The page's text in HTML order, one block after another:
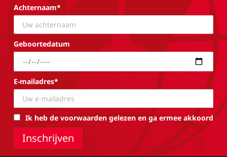
Achternaam*
Geboortedatum
E-mailadres*
Ik heb de voorwaarden gelezen en ga ermee akkoord